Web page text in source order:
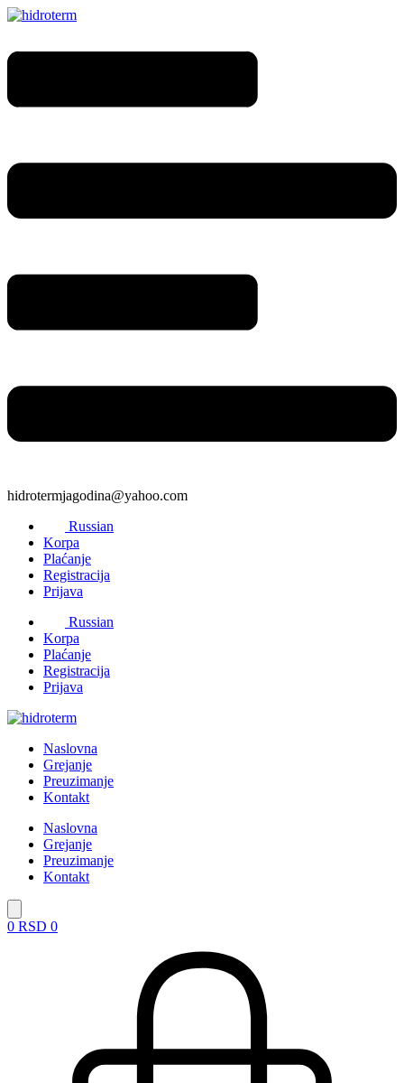
hidrotermjagodina@yahoo.com
Russian
Korpa
Plaćanje
Registracija
Prijava
Russian
Korpa
Plaćanje
Registracija
Prijava
Naslovna
Grejanje
Preuzimanje
Kontakt
Naslovna
Grejanje
Preuzimanje
Kontakt
0 RSD 0